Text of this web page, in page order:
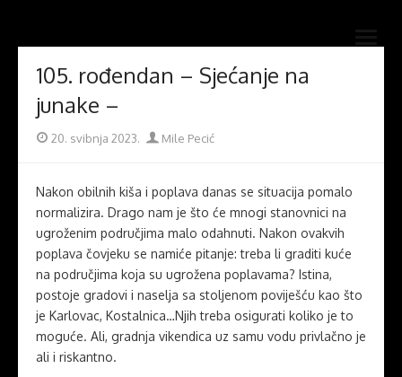
content
open
105. rođendan – Sjećanje na
junake –
Posted
20. svibnja 2023. Author
Mile Pecić
Nakon obilnih kiša i poplava danas se situacija pomalo
normalizira. Drago nam je što će mnogi stanovnici na
ugroženim područjima malo odahnuti. Nakon ovakvih
poplava čovjeku se namiće pitanje: treba li graditi kuće
na područjima koja su ugrožena poplavama? Istina,
postoje gradovi i naselja sa stoljenom poviješću kao što
je Karlovac, Kostalnica…Njih treba osigurati koliko je to
moguće. Ali, gradnja vikendica uz samu vodu privlačno je
ali i riskantno.